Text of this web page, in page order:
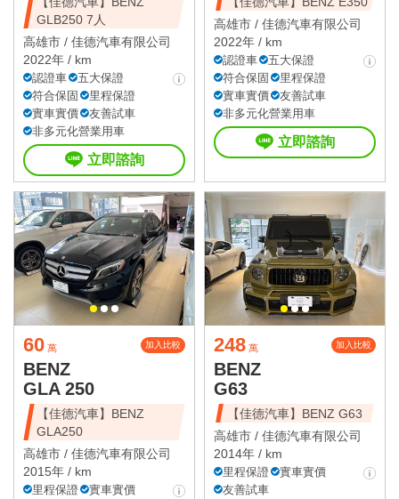
GLB250 7人
高雄市 / 佳德汽車有限公司
2022年 / km
認證車
五大保證
符合保固
里程保證
實車實價
友善試車
非多元化營業用車
立即諮詢
高雄市 / 佳德汽車有限公司
2022年 / km
認證車
五大保證
符合保固
里程保證
實車實價
友善試車
非多元化營業用車
立即諮詢
60 萬 加入比較
BENZ
GLA 250
【佳德汽車】BENZ
GLA250
高雄市 / 佳德汽車有限公司
2015年 / km
里程保證
實車實價
248 萬 加入比較
BENZ
G63
【佳德汽車】BENZ G63
高雄市 / 佳德汽車有限公司
2014年 / km
里程保證
實車實價
友善試車